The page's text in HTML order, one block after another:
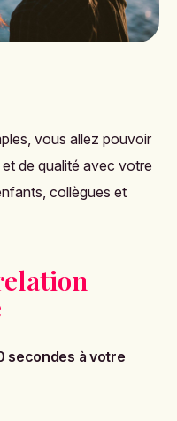
, vous allez pouvoir
de qualité avec votre
collègues et
secondes à votre